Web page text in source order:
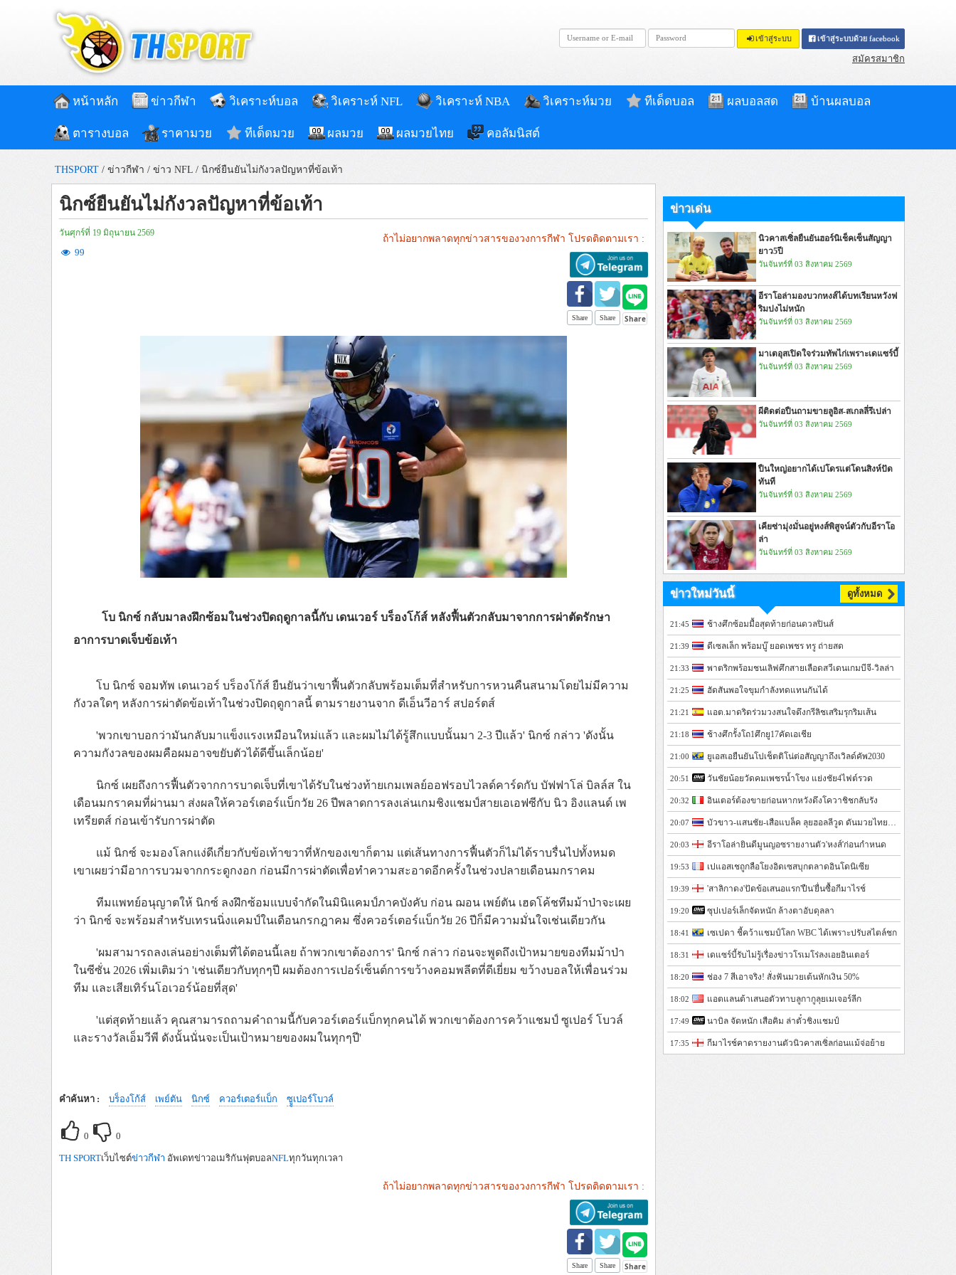
เข้าสู่ระบบ เข้าสู่ระบบด้วย facebook
สมัครสมาชิก
หน้าหลัก ข่าวกีฬา วิเคราะห์บอล วิเคราะห์ NFL วิเคราะห์ NBA วิเคราะห์มวย ทีเด็ดบอล ผลบอลสด บ้านผลบอล
ตารางบอล ราคามวย ทีเด็ดมวย ผลมวย ผลมวยไทย คอลัมนิสต์
THSPORT / ข่าวกีฬา / ข่าว NFL / นิกซ์ยืนยันไม่กังวลปัญหาที่ข้อเท้า
นิกซ์ยืนยันไม่กังวลปัญหาที่ข้อเท้า
วันศุกร์ที่ 19 มิถุนายน 2569
99
ถ้าไม่อยากพลาดทุกข่าวสารของวงการกีฬา โปรดติดตามเรา :
Share Share
โบ นิกซ์ กลับมาลงฝึกซ้อมในช่วงปิดฤดูกาลนี้กับ เดนเวอร์ บร็องโก้ส์ หลังฟื้นตัวกลับมาจากการผ่าตัดรักษา
อาการบาดเจ็บข้อเท้า
โบ นิกซ์ จอมทัพ เดนเวอร์ บร็องโก้ส์ ยืนยันว่าเขาฟื้นตัวกลับพร้อมเต็มที่สำหรับการหวนคืนสนามโดยไม่มีความ
กังวลใดๆ หลังการผ่าตัดข้อเท้าในช่วงปิดฤดูกาลนี้ ตามรายงานจาก ดีเอ็นวีอาร์ สปอร์ตส์
'พวกเขาบอกว่ามันกลับมาแข็งแรงเหมือนใหม่แล้ว และผมไม่ได้รู้สึกแบบนั้นมา 2-3 ปีแล้ว' นิกซ์ กล่าว 'ดังนั้น
ความกังวลของผมคือผมอาจขยับตัวได้ดีขึ้นเล็กน้อย'
นิกซ์ เผยถึงการฟื้นตัวจากการบาดเจ็บที่เขาได้รับในช่วงท้ายเกมเพลย์ออฟรอบไวลด์คาร์ดกับ บัฟฟาโล่ บิลล์ส ใน
เดือนมกราคมที่ผ่านมา ส่งผลให้ควอร์เตอร์แบ็กวัย 26 ปีพลาดการลงเล่นเกมชิงแชมป์สายเอเอฟซีกับ นิว อิงแลนด์ เพ
เทรียตส์ ก่อนเข้ารับการผ่าตัด
แม้ นิกซ์ จะมองโลกแง่ดีเกี่ยวกับข้อเท้าขวาที่หักของเขาก็ตาม แต่เส้นทางการฟื้นตัวก็ไม่ได้ราบรื่นไปทั้งหมด
เขาเผยว่ามีอาการบวมจากกระดูกงอก ก่อนมีการผ่าตัดเพื่อทำความสะอาดอีกครั้งในช่วงปลายเดือนมกราคม
ทีมแพทย์อนุญาตให้ นิกซ์ ลงฝึกซ้อมแบบจำกัดในมินิแคมป์ภาคบังคับ ก่อน ฌอน เพย์ตัน เฮดโค้ชทีมม้าป่าจะเผย
ว่า นิกซ์ จะพร้อมสำหรับเทรนนิ่งแคมป์ในเดือนกรกฎาคม ซึ่งควอร์เตอร์แบ็กวัย 26 ปีก็มีความมั่นใจเช่นเดียวกัน
'ผมสามารถลงเล่นอย่างเต็มที่ได้ตอนนี้เลย ถ้าพวกเขาต้องการ' นิกซ์ กล่าว ก่อนจะพูดถึงเป้าหมายของทีมม้าป่า
ในซีซั่น 2026 เพิ่มเติมว่า 'เช่นเดียวกับทุกๆปี ผมต้องการเปอร์เซ็นต์การขว้างคอมพลีตที่ดีเยี่ยม ขว้างบอลให้เพื่อนร่วม
ทีม และเสียเทิร์นโอเวอร์น้อยที่สุด'
'แต่สุดท้ายแล้ว คุณสามารถถามคำถามนี้กับควอร์เตอร์แบ็กทุกคนได้ พวกเขาต้องการคว้าแชมป์ ซูเปอร์ โบวล์
และรางวัลเอ็มวีพี ดังนั้นนั่นจะเป็นเป้าหมายของผมในทุกๆปี'
คำค้นหา : บร็องโก้ส์ เพย์ตัน นิกซ์ ควอร์เตอร์แบ็ก ซููเปอร์โบวล์
0 0
TH SPORTเว็บไซต์ข่าวกีฬา อัพเดทข่าวอเมริกันฟุตบอลNFLทุกวันทุกเวลา
ถ้าไม่อยากพลาดทุกข่าวสารของวงการกีฬา โปรดติดตามเรา :
Share Share
ข่าวเด่น
นิวคาสเซิ่ลยืนยันฮอร์นิเช็คเซ็นสัญญา
ยาว5ปี
วันจันทร์ที่ 03 สิงหาคม 2569
อีราโอล่ามองบวกหงส์ได้บทเรียนหวังฟ
ริมปงไม่หนัก
วันจันทร์ที่ 03 สิงหาคม 2569
มาเตอุสเปิดใจร่วมทัพไก่เพราะเดแซร์บี้
วันจันทร์ที่ 03 สิงหาคม 2569
ผีติดต่อปืนถามขายลูอิส-สเกลลี่รึเปล่า
วันจันทร์ที่ 03 สิงหาคม 2569
ปืนใหญ่อยากได้เปโดรแต่โดนสิงห์ปัด
ทันที
วันจันทร์ที่ 03 สิงหาคม 2569
เคียซ่ามุ่งมั่นอยู่หงส์พิสูจน์ตัวกับอีราโอ
ล่า
วันจันทร์ที่ 03 สิงหาคม 2569
ข่าวใหม่วันนี้ ดูทั้งหมด
21:45 ช้างศึกซ้อมมื้อสุดท้ายก่อนดวลปินส์
21:39 ดีเซลเล็ก พร้อมบู๊ ยอดเพชร ทรู ถ่ายสด
21:33 พาตริกพร้อมชนเลิฟศึกสายเลือดสวีเดนเกมบีจี-วิลล่า
21:25 ฮัดสันพอใจขุมกำลังทดแทนกันได้
21:21 แอต.มาดริดร่วมวงสนใจดึงกรีลิชเสริมรุกริมเส้น
21:18 ช้างศึกรั้งโถ1ศึกยู17คัดเอเชีย
21:00 ยูเอสเอยืนยันโปเช็ตติโน่ต่อสัญญาถึงเวิลด์คัพ2030
20:51 วันชัยน้อยวัดคมเพชรน้ำโขง แย่งชัย4ไฟต์รวด
20:32 อินเตอร์ต้องขายก่อนหากหวังดึงโควาชิชกลับรัง
20:07 บัวขาว-แสนชัย-เสือแบล็ค ลุยฮอลลีวูด ดันมวยไทยสู่สากล
20:03 อีราโอล่ายินดีมูนญอซรายงานตัว'หงส์'ก่อนกำหนด
19:53 เปแอสเชถูกลือโยงอิดเซสบุกตลาดอินโดนิเซีย
19:39 'สาลิกาดง'ปัดข้อเสนอแรก'ปืน'ยื่นซื้อกีมาไรช์
19:20 ซุปเปอร์เล็กจัดหนัก ล้างตาอับดุลลา
18:41 เซเปดา ชี้คว้าแชมป์โลก WBC ได้เพราะปรับสไตล์ชก
18:31 เดแซร์บี้รับไม่รู้เรื่องข่าวโรเมโร่ลงเอยอินเตอร์
18:20 ช่อง 7 สีเอาจริง! สั่งฟันมวยเต้นหักเงิน 50%
18:02 แอตแลนต้าเสนอตัวทาบลูกากูลุยเมเจอร์ลีก
17:49 นาบิล จัดหนัก เสือคิม ล่าตั๋วชิงแชมป์
17:35 กีมาไรช์คาดรายงานตัวนิวคาสเซิ่ลก่อนแม้จ่อย้าย